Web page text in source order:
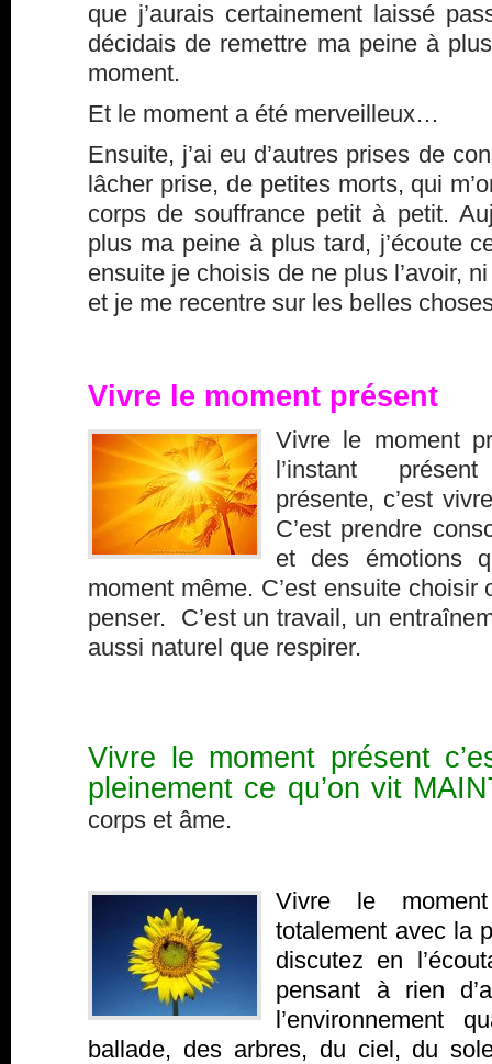
que j’aurais certainement laissé
décidais de remettre ma peine à
moment.
Et le moment a été merveilleux…
Ensuite, j’ai eu d’autres prises de
lâcher prise, de petites morts, qui
corps de souffrance petit à petit.
plus ma peine à plus tard, j’écoute
ensuite je choisis de ne plus l’avoir,
et je me recentre sur les belles
Vivre le moment présent
Vivre le moment
l’instant
présente, c’est
C’est prendre
et des émotions
moment même. C’est ensuite choisir
penser. C’est un travail, un
aussi naturel que respirer.
Vivre le moment présent
pleinement ce qu’on vit
corps et âme.
Vivre le
totalement avec la
discutez en
pensant à rien
l’environnement
ballade, des arbres, du ciel, du